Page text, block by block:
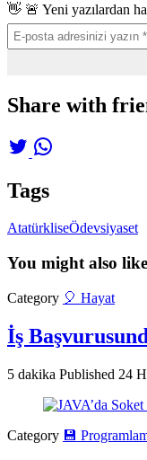
👋 🚨 Yeni yazılardan
Share with
Tags
AtatürkliseÖdevsiyaset
You might also like
Category 🎈 Hayat
İş
5 dakika Published 24
Category 💾